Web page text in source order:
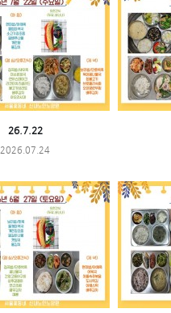
26.7.22
2026.07.24